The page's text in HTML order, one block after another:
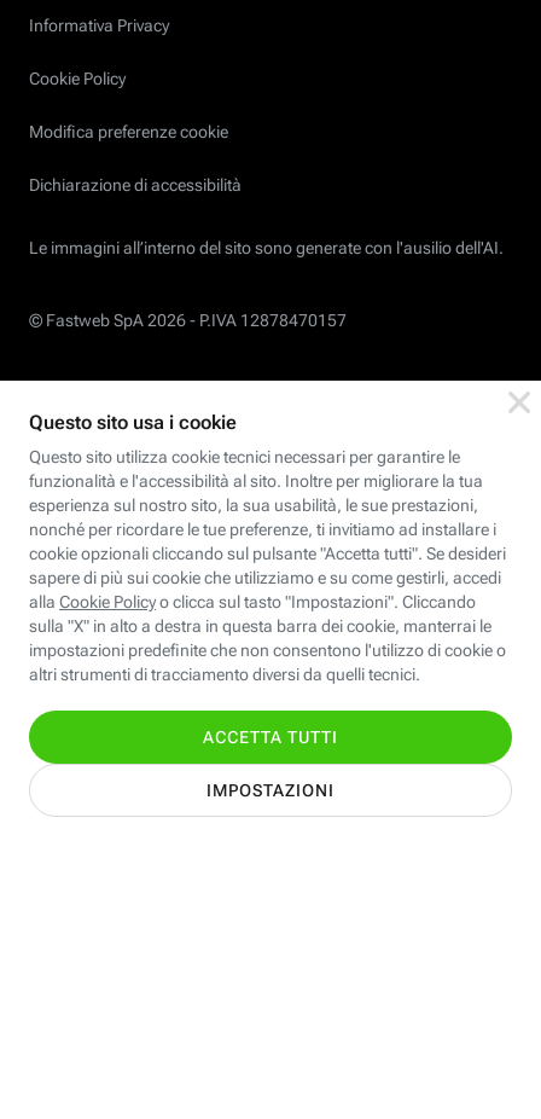
Informativa Privacy
Cookie Policy
Modifica preferenze cookie
Dichiarazione di accessibilità
Le immagini all’interno del sito sono generate con l'ausilio dell'AI.
© Fastweb SpA 2026 - P.IVA 12878470157